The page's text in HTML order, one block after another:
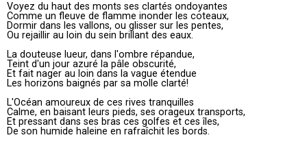
Voyez du haut des monts ses clartés ondoyantes
Comme un fleuve de flamme inonder les coteaux,
Dormir dans les vallons, ou glisser sur les pentes,
Ou rejaillir au loin du sein brillant des eaux.
La douteuse lueur, dans l'ombre répandue,
Teint d'un jour azuré la pâle obscurité,
Et fait nager au loin dans la vague étendue
Les horizons baignés par sa molle clarté!
L'Océan amoureux de ces rives tranquilles
Calme, en baisant leurs pieds, ses orageux transports,
Et pressant dans ses bras ces golfes et ces îles,
De son humide haleine en rafraîchit les bords.